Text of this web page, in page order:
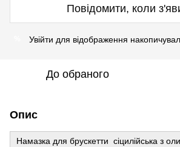
Повідомити, коли
Увійти для відображення
До обраного
Опис
Намазка для брускетти сіцилійська з